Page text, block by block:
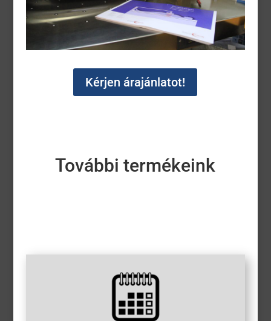
Kérjen árajánlatot!
További termékeink